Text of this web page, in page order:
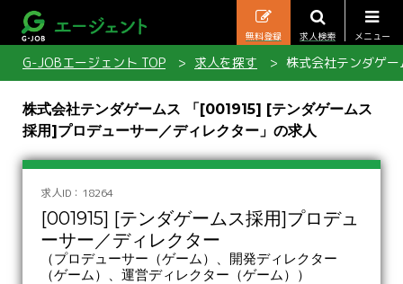
メニュー
求人検索
無料登録
G-JOBエージェント TOP 求人を探す 株式会社テンダゲ
株式会社テンダゲームス 「[001915] [テンダゲームス
採用]プロデューサー／ディレクター」の求人
求人ID：18264
[001915] [テンダゲームス採用]プロデュ
ーサー／ディレクター
（プロデューサー（ゲーム）、開発ディレクター
（ゲーム）、運営ディレクター（ゲーム））